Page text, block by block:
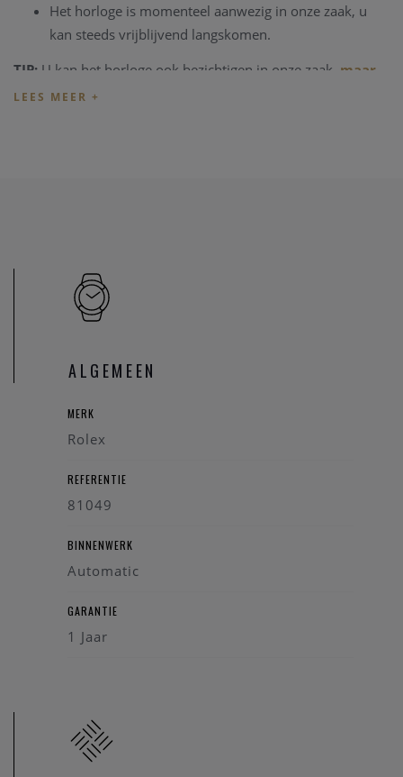
Het horloge is momenteel aanwezig in onze zaak, u
kan steeds vrijblijvend langskomen.
TIP: U kan het horloge ook bezichtigen in onze zaak, maar
informeer eerst
ALGEMEEN
MERK
Rolex
REFERENTIE
81049
BINNENWERK
Automatic
GARANTIE
1 Jaar